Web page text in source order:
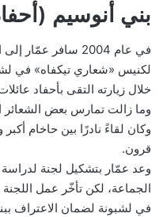
بني أنوسيم
في عام 2004 سافر
لكنيس «شعاري تيكفاه» في
خلال زيارته التقى بأحفاد
وما زالت تمارس بعض الشعائر
وكان لقاءً نادرًا بين حاخام أكبر
قرون.
وعد عمّار بتشكيل لجنة
الجماعة، لكن تأخّر عمل
في لشبونة لضمان الاعتراف